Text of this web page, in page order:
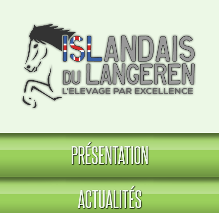
PRÉSENTATION
ACTUALITÉS